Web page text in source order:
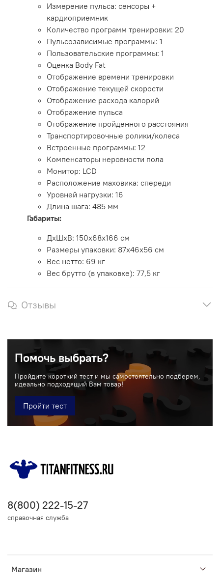
Измерение пульса: сенсоры +
кардиоприемник
Количество программ тренировки: 20
Пульсозависимые программы: 1
Пользовательские программы: 1
Оценка Body Fat
Отображение времени тренировки
Отображение текущей скорости
Отображение расхода калорий
Отображение пульса
Отображение пройденного расстояния
Транспортировочные ролики/колеса
Встроенные программы: 12
Компенсаторы неровности пола
Монитор: LCD
Расположение маховика: спереди
Уровней нагрузки: 16
Длина шага: 485 мм
Габариты:
ДхШхВ: 150х68х166 см
Размеры упаковки: 87х46х56 см
Вес нетто: 69 кг
Вес брутто (в упаковке): 77,5 кг
Отзывы
Помочь выбрать?
Пройдите короткий тест и мы самостоятельно подберем,
идеально подходящий Вам товар!
Пройти тест
Магазин
8(800) 222-15-27
справочная служба